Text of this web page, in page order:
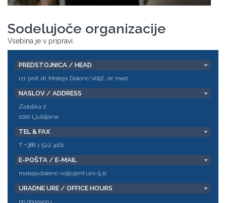
Sodelujoče organizacije
Vsebina je v pripravi.
PREDSTOJNICA / HEAD
izr. prof. dr. Mateja Dolenc-Voljč, dr. med.
NASLOV / ADDRESS
Zaloška 2
1000 Ljubljana
TEL & FAX
T: +386 1 522 4161
E-POŠTA / E-MAIL
mateja.dolenc-voljc@mf.uni-lj.si
URADNE URE / OFFICE HOURS
po dogovoru